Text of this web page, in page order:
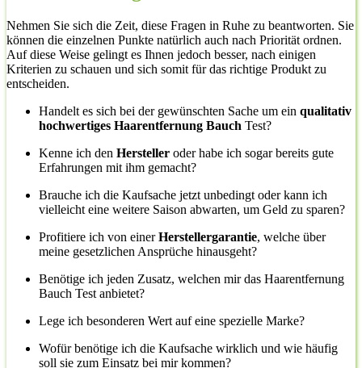
Nehmen Sie sich die Zeit, diese Fragen in Ruhe zu beantworten. Sie
können die einzelnen Punkte natürlich auch nach Priorität ordnen.
Auf diese Weise gelingt es Ihnen jedoch besser, nach einigen
Kriterien zu schauen und sich somit für das richtige Produkt zu
entscheiden.
Handelt es sich bei der gewünschten Sache um ein qualitativ
hochwertiges Haarentfernung Bauch Test?
Kenne ich den Hersteller oder habe ich sogar bereits gute
Erfahrungen mit ihm gemacht?
Brauche ich die Kaufsache jetzt unbedingt oder kann ich
vielleicht eine weitere Saison abwarten, um Geld zu sparen?
Profitiere ich von einerHerstellergarantie, welche über
meine gesetzlichen Ansprüche hinausgeht?
Benötige ich jeden Zusatz, welchen mir das Haarentfernung
Bauch Test anbietet?
Lege ich besonderen Wert auf eine spezielle Marke?
Wofür benötige ich die Kaufsache wirklich und wie häufig
soll sie zum Einsatz bei mir kommen?